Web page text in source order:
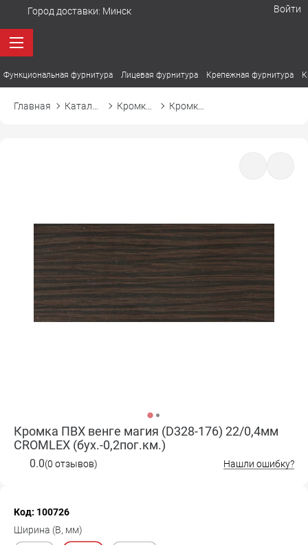
Город доставки: Минск Войти
Функциональная фурнитура Лицевая фурнитура Крепежная фурнитура
Главная
Кромка ПВХ венге магия (D328-176) 22/0,4мм
CROMLEX (бух.-0,2пог.км.)
0.0(0 отзывов) Нашли ошибку?
Код: 100726
Ширина (B, мм)